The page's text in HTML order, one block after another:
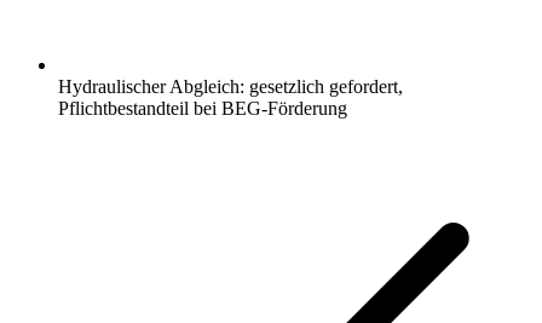
Hydraulischer Abgleich: gesetzlich gefordert,
Pflichtbestandteil bei BEG-Förderung